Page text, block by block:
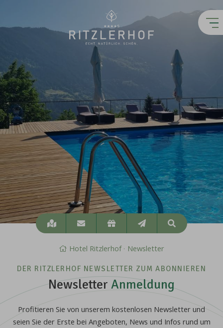
Lage
info@ritzlerhof.at
GutscheineNewsletterSuchen
Suchen
Hotel Ritzlerhof Newsletter
DER RITZLERHOF NEWSLETTER ZUM ABONNIEREN
Newsletter Anmeldung
Profitieren Sie von unserem kostenlosen Newsletter und
seien Sie der Erste bei Angeboten, News und Infos rund um